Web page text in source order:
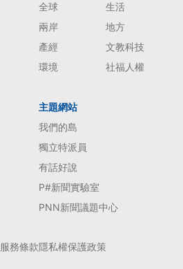
全球
生活
兩岸
地方
產經
文教科技
環境
社福人權
主題網站
我們的島
獨立特派員
有話好說
P#新聞實驗室
PNN新聞議題中心
服務條款隱私權保護政策